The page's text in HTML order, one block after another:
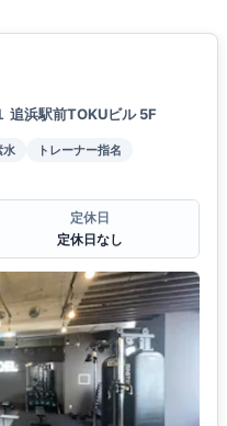
追浜駅前TOKUビル 5F
水
トレーナー指名
定休日
定休日なし